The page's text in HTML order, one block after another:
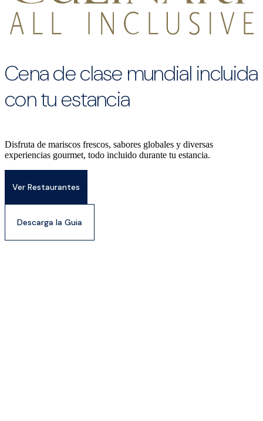
Cena de clase mundial incluida
con tu estancia
Disfruta de mariscos frescos, sabores globales y diversas
experiencias gourmet, todo incluido durante tu estancia.
Ver Restaurantes
Descarga la Guia